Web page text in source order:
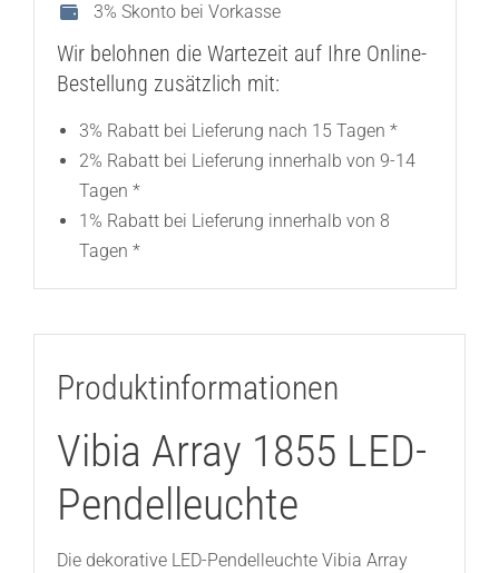
3% Skonto bei Vorkasse
Wir belohnen die Wartezeit auf Ihre Online-
Bestellung zusätzlich mit:
3% Rabatt bei Lieferung nach 15 Tagen *
2% Rabatt bei Lieferung innerhalb von 9-14
Tagen *
1% Rabatt bei Lieferung innerhalb von 8
Tagen *
Produktinformationen
Vibia Array 1855 LED-
Pendelleuchte
Die dekorative LED-Pendelleuchte Vibia Array